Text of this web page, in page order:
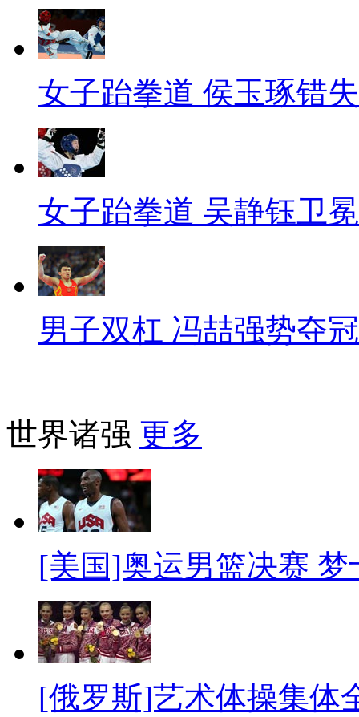
女子跆拳道 侯玉琢错
女子跆拳道 吴静钰卫冕
男子双杠 冯喆强势夺冠
世界诸强 更多
[美国]奥运男篮决赛
[俄罗斯]艺术体操集体